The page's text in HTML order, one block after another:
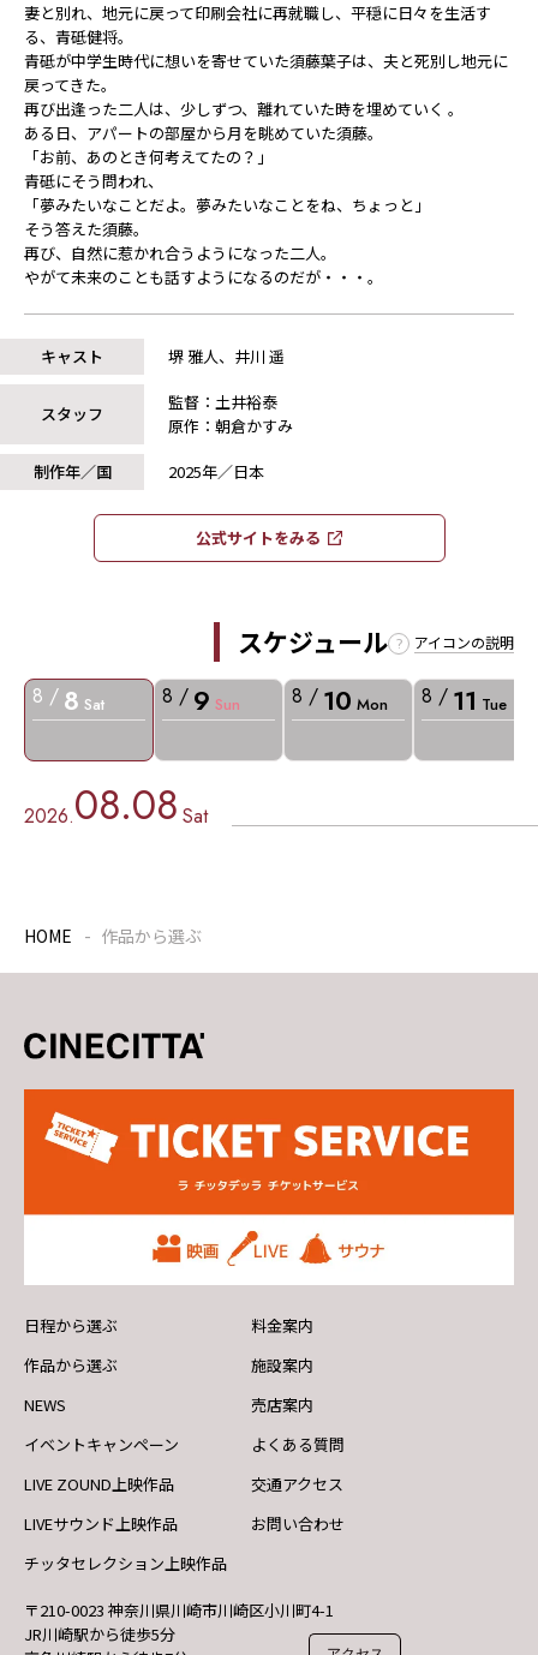
妻と別れ、地元に戻って印刷会社に再就職し、平穏に日々を生活す
る、青砥健将。
青砥が中学生時代に想いを寄せていた須藤葉子は、夫と死別し地元に
戻ってきた。
再び出逢った二人は、少しずつ、離れていた時を埋めていく―― 。
ある日、アパートの部屋から月を眺めていた須藤。
「お前、あのとき何考えてたの？」
青砥にそう問われ、
「夢みたいなことだよ。夢みたいなことをね、ちょっと」
そう答えた須藤。
再び、自然に惹かれ合うようになった二人。
やがて未来のことも話すようになるのだが・・・。
キャスト 堺 雅人、井川 遥
スタッフ
監督：土井裕泰
原作：朝倉かすみ
制作年／国
2025年／日本
公式サイトをみる​​
スケジュール アイコンの説明
8 / 8 Sat 8 / 9 Sun 8 / 10 Mon 8 / 11 Tue
2026.08.08 Sat
HOME 作品から選ぶ
〒210-0023 神奈川県川崎市川崎区小川町4-1
JR川崎駅から徒歩5分
日程から選ぶ
作品から選ぶ
NEWS
イベントキャンペーン
LIVE ZOUND上映作品
LIVEサウンド上映作品
チッタセレクション上映作品
料金案内
施設案内
売店案内
よくある質問
交通アクセス
お問い合わせ